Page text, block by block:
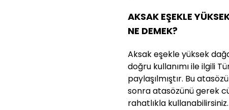
AKSAK EŞEKLE
NE DEMEK?
Aksak eşekle yüksek
doğru kullanımı ile ilgili
paylaşılmıştır. Bu
sonra atasözünü gerek
rahatlıkla kullanabilirsiniz.